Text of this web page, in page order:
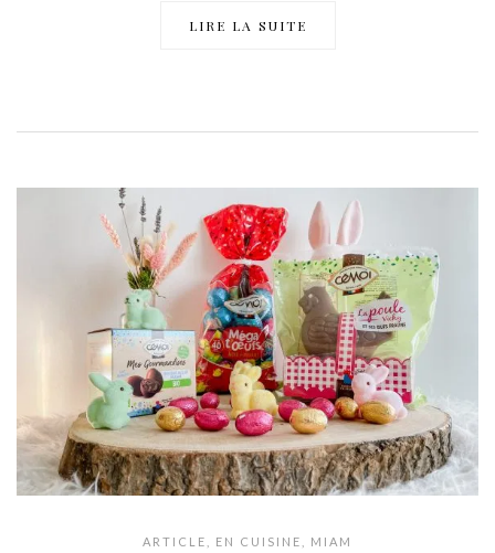
LIRE LA SUITE
ARTICLE EN CUISINE MIAM